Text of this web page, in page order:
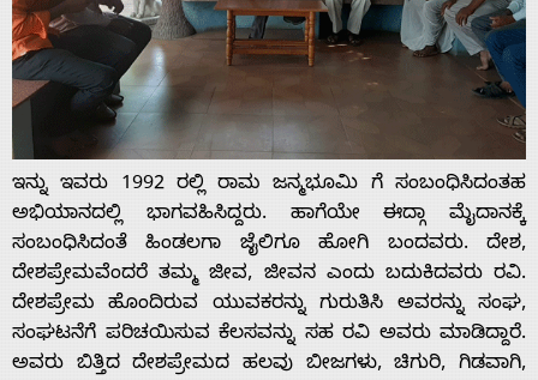
Home
About
Us
Advertise
With
ಇನ್ನು ಇವರು 1992 ರಲ್ಲಿ ರಾಮ ಜನ್ಮಭೂಮಿ ಗೆ ಸಂಬಂಧಿಸಿದಂತಹ
ಅಭಿಯಾನದಲ್ಲಿ ಭಾಗವಹಿಸಿದ್ದರು. ಹಾಗೆಯೇ ಈದ್ಗಾ ಮೈದಾನಕ್ಕೆ
ಸಂಬಂಧಿಸಿದಂತೆ ಹಿಂಡಲಗಾ ಜೈಲಿಗೂ ಹೋಗಿ ಬಂದವರು. ದೇಶ,
ದೇಶಪ್ರೇಮ‌ವೆಂದರೆ ತಮ್ಮ ಜೀವ, ಜೀವನ ಎಂದು ಬದುಕಿದವರು ರವಿ‌.
ದೇಶಪ್ರೇಮ ಹೊಂದಿರುವ ಯುವಕರನ್ನು ಗುರುತಿಸಿ ಅವರನ್ನು ಸಂಘ,
ಸಂಘಟನೆಗೆ ಪರಿಚಯಿಸುವ ಕೆಲಸವನ್ನು ಸಹ ರವಿ ಅವರು ಮಾಡಿದ್ದಾರೆ.
ಅವರು ಬಿತ್ತಿದ ದೇಶಪ್ರೇಮದ ಹಲವು ಬೀಜಗಳು, ಚಿಗುರಿ, ಗಿಡವಾಗಿ,